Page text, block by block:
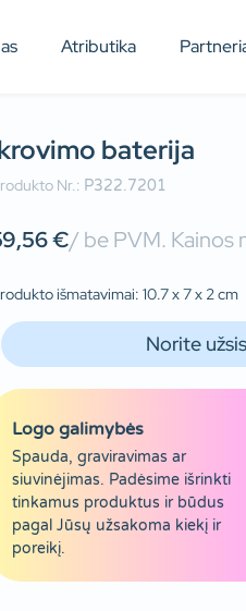
Atributika
baterija
Nr.: P322.7201
€/ be PVM. Kainos
išmatavimai: 10.7 x 7 x 2 cm
Norite
Logo galimybės
Spauda, graviravimas ar
siuvinėjimas. Padėsime išrinkti
tinkamus produktus ir būdus
pagal Jūsų užsakoma kiekį ir
poreikį.